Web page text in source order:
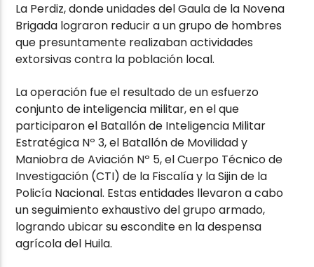
La Perdiz, donde unidades del Gaula de la Novena
Brigada lograron reducir a un grupo de hombres
que presuntamente realizaban actividades
extorsivas contra la población local.
La operación fue el resultado de un esfuerzo
conjunto de inteligencia militar, en el que
participaron el Batallón de Inteligencia Militar
Estratégica Nº 3, el Batallón de Movilidad y
Maniobra de Aviación Nº 5, el Cuerpo Técnico de
Investigación (CTI) de la Fiscalía y la Sijin de la
Policía Nacional. Estas entidades llevaron a cabo
un seguimiento exhaustivo del grupo armado,
logrando ubicar su escondite en la despensa
agrícola del Huila.